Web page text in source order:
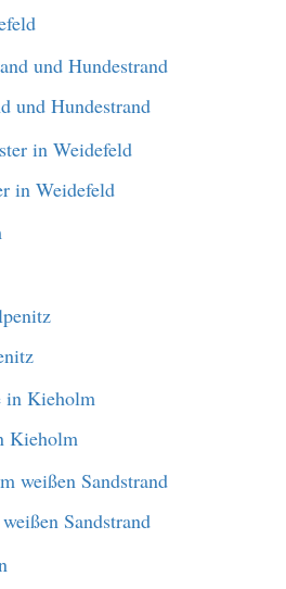
und Hundestrand
in Weidefeld
Kieholm
Sandstrand